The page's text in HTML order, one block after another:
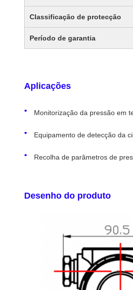
Classificação de protecção
Período de garantia
Aplicações
Monitorização da pressão em
Equipamento de detecção da
Recolha de parâmetros de
Desenho do produto